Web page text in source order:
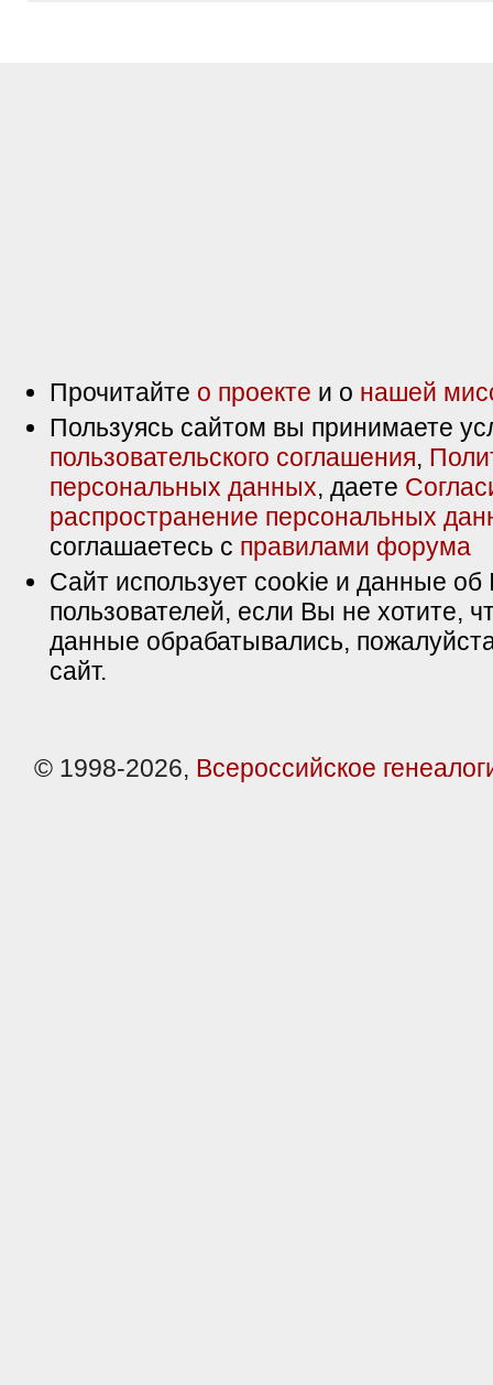
Прочитайте о проекте и о нашей
Пользуясь сайтом вы принимаете
пользовательского соглашения,
персональных данных, даете
распространение персональных
соглашаетесь с правилами форума
Сайт использует cookie и данные об
пользователей, если Вы не хотите,
данные обрабатывались,
сайт.
© 1998-2026, Всероссийское